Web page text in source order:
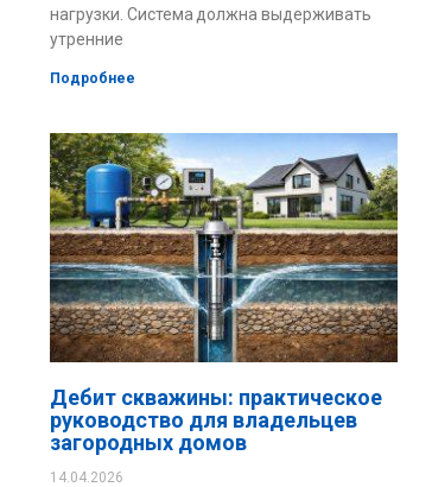
нагрузки. Система должна выдерживать
утренние
Подробнее
Дебит скважины: практическое
руководство для владельцев
загородных домов
14.04.2026